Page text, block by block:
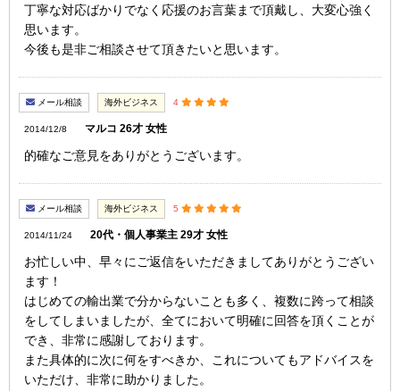
丁寧な対応ばかりでなく応援のお言葉まで頂戴し、大変心強く
思います。
今後も是非ご相談させて頂きたいと思います。
メール相談 海外ビジネス 4
2014/12/8 マルコ 26才 女性
的確なご意見をありがとうございます。
メール相談 海外ビジネス 5
2014/11/24 20代・個人事業主 29才 女性
お忙しい中、早々にご返信をいただきましてありがとうござい
ます！
はじめての輸出業で分からないことも多く、複数に跨って相談
をしてしまいましたが、全てにおいて明確に回答を頂くことが
でき、非常に感謝しております。
また具体的に次に何をすべきか、これについてもアドバイスを
いただけ、非常に助かりました。